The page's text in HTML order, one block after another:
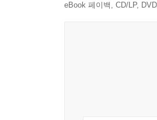
우리 가족이 살던 집
연봉이 높은 고소득 직
범위에 드는 곳을 살
세 번째는 ‘교육 환
eBook 페이백, CD/LP,